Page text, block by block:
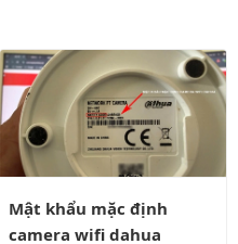
bằng pin có liên tục?
Mật khẩu mặc định camera
Mật khẩu mặc định
camera wifi dahua